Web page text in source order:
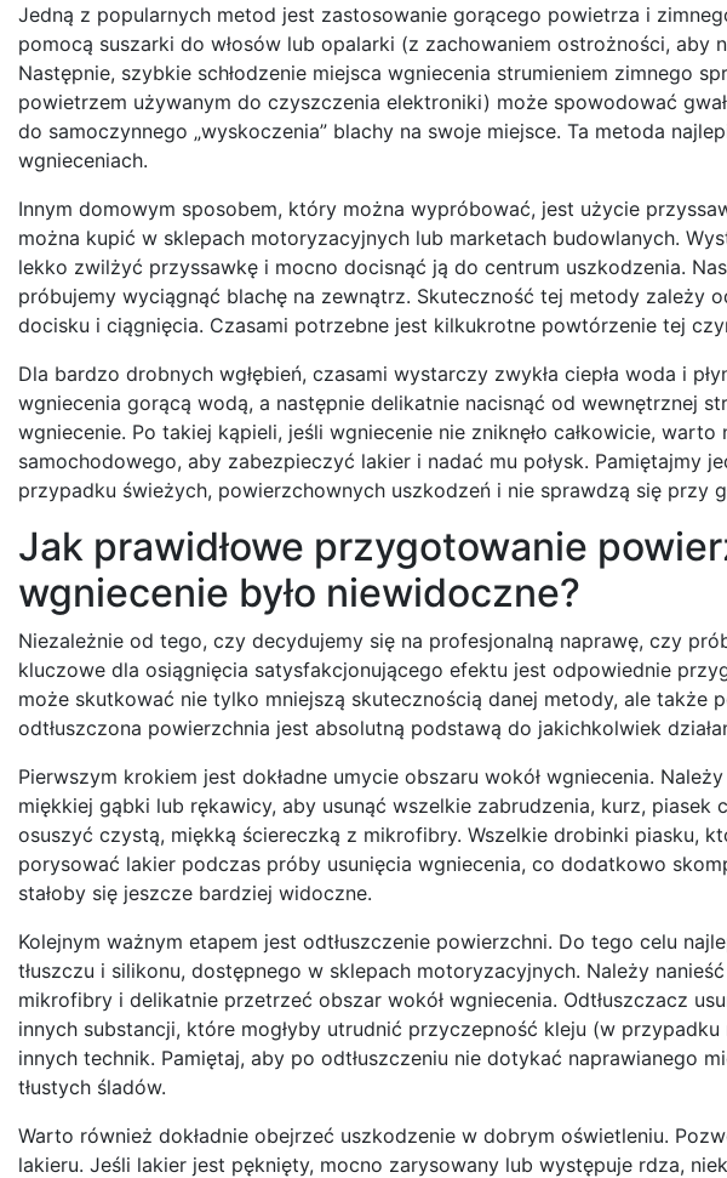
Jedną z popularnych metod jest zastosowanie gorącego powietrza i
pomocą suszarki do włosów lub opalarki (z zachowaniem ostrożności, aby
Następnie, szybkie schłodzenie miejsca wgniecenia strumieniem zimnego
powietrzem używanym do czyszczenia elektroniki) może spowodować
do samoczynnego „wyskoczenia” blachy na swoje miejsce. Ta metoda
wgnieceniach.
Innym domowym sposobem, który można wypróbować, jest użycie
można kupić w sklepach motoryzacyjnych lub marketach budowlanych.
lekko zwilżyć przyssawkę i mocno docisnąć ją do centrum uszkodzenia.
próbujemy wyciągnąć blachę na zewnątrz. Skuteczność tej metody zależy
docisku i ciągnięcia. Czasami potrzebne jest kilkukrotne powtórzenie tej
Dla bardzo drobnych wgłębień, czasami wystarczy zwykła ciepła woda i
wgniecenia gorącą wodą, a następnie delikatnie nacisnąć od wewnętrznej
wgniecenie. Po takiej kąpieli, jeśli wgniecenie nie zniknęło całkowicie,
samochodowego, aby zabezpieczyć lakier i nadać mu połysk. Pamiętajmy
przypadku świeżych, powierzchownych uszkodzeń i nie sprawdzą się przy
Jak prawidłowe przygotowanie
wgniecenie było niewidoczne?
Niezależnie od tego, czy decydujemy się na profesjonalną naprawę, czy
kluczowe dla osiągnięcia satysfakcjonującego efektu jest odpowiednie
może skutkować nie tylko mniejszą skutecznością danej metody, ale także
odtłuszczona powierzchnia jest absolutną podstawą do jakichkolwiek
Pierwszym krokiem jest dokładne umycie obszaru wokół wgniecenia.
miękkiej gąbki lub rękawicy, aby usunąć wszelkie zabrudzenia, kurz, piasek
osuszyć czystą, miękką ściereczką z mikrofibry. Wszelkie drobinki piasku,
porysować lakier podczas próby usunięcia wgniecenia, co dodatkowo
stałoby się jeszcze bardziej widoczne.
Kolejnym ważnym etapem jest odtłuszczenie powierzchni. Do tego celu
tłuszczu i silikonu, dostępnego w sklepach motoryzacyjnych. Należy
mikrofibry i delikatnie przetrzeć obszar wokół wgniecenia. Odtłuszczacz
innych substancji, które mogłyby utrudnić przyczepność kleju (w
innych technik. Pamiętaj, aby po odtłuszczeniu nie dotykać naprawianego
tłustych śladów.
Warto również dokładnie obejrzeć uszkodzenie w dobrym oświetleniu.
lakieru. Jeśli lakier jest pęknięty, mocno zarysowany lub występuje rdza,